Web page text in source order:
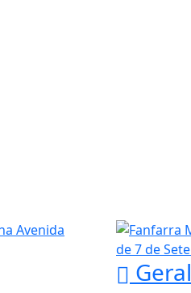
Geral